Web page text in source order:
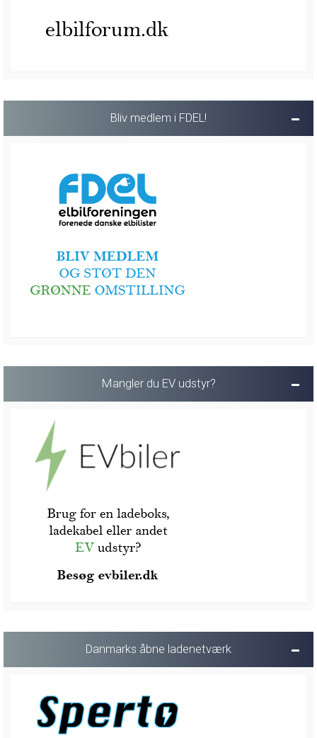
Bliv medlem i FDEL!
Mangler du EV udstyr?
Danmarks åbne ladenetværk